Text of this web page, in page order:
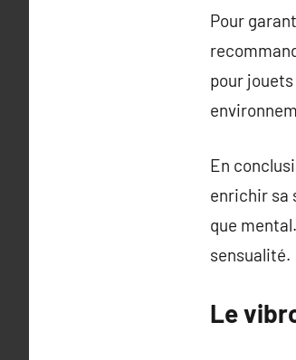
Pour
pour
En
enrichir sa
que
sensualité.
Le